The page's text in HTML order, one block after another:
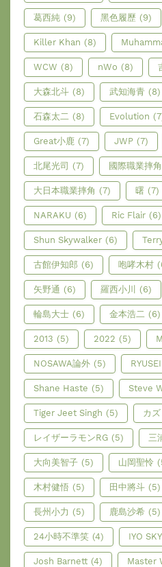
葛西純 (9) 黑色履歷 (9)
Killer Khan (8)
WCW (8) nWo (8)
大森北斗 (8) 武知海青 (8)
石森太二 (8) Evolution
Great小鹿 (7) JWP (7)
北尾光司 (7) 國際職業摔角
大日本職業摔角 (7) 曙 (7)
NARAKU (6) Ric Flair (6)
Shun Skywalker (6)
古館伊知郎 (6) 咆哮木村
矢野通 (6) 羅西小川 (6)
輪島大士 (6) 金本浩二 (6)
2013 (5) 2022 (5)
NOSAWA論外 (5) RYUSEI
Shane Haste (5) Steve
Tiger Jeet Singh (5) カ
レイザーラモンRG (5) 三
大向美智子 (5) 山岡聖怜
木村健悟 (5) 田中將斗 (5)
長州小力 (5) 鹿島沙希 (5)
24小時不準笑 (4) IYO SKY
Josh Barnett (4) Master